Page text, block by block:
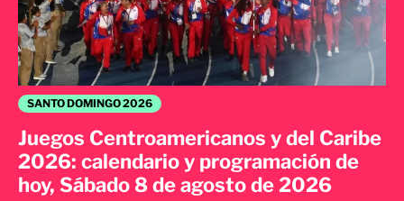
SANTO DOMINGO 2026
Juegos Centroamericanos y del Caribe
2026: calendario y programación de
hoy, Sábado 8 de agosto de 2026